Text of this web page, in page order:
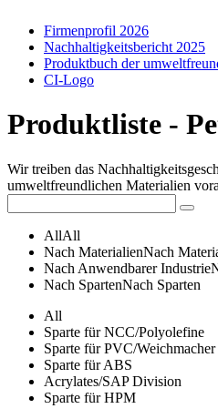
Firmenprofil 2026
Nachhaltigkeitsbericht 2025
Produktbuch der
CI-Logo
Produktliste -
Wir treiben das
umweltfreundlichen Materialien
AllAll
Nach MaterialienNach
Nach Anwendbarer Industrie
Nach SpartenNach Sparten
All
Sparte für NCC/Polyolefine
Sparte für PVC/Weichmacher
Sparte für ABS
Acrylates/SAP Division
Sparte für HPM